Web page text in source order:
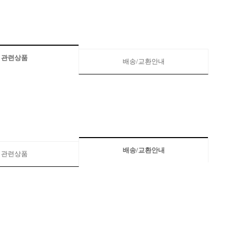
관련상품 배송/교환안내
관련상품 배송/교환안내